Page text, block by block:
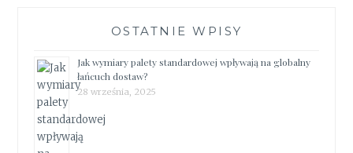
OSTATNIE WPISY
Jak wymiary palety standardowej wpływają na globalny
łańcuch dostaw?
28 września, 2025